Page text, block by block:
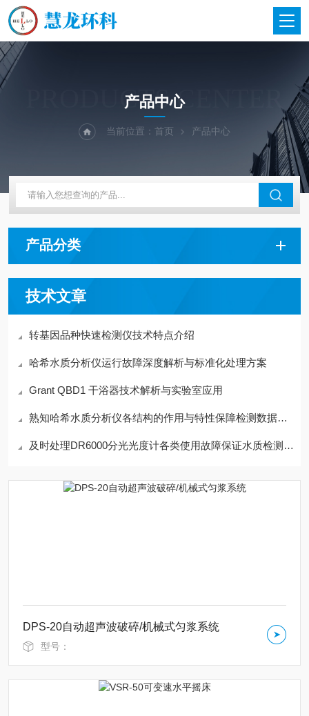
PRODUCTS CENTER
产品中心
当前位置： 首页 产品中心
产品分类
技术文章
转基因品种快速检测仪技术特点介绍
哈希水质分析仪运行故障深度解析与标准化处理方案
Grant QBD1 干浴器技术解析与实验室应用
熟知哈希水质分析仪各结构的作用与特性保障检测数据规范有效
及时处理DR6000分光光度计各类使用故障保证水质检测数据具备参考价值
DPS-20自动超声波破碎/机械式匀浆系统
型号：